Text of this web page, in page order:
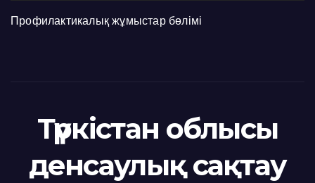
Профилактикалық жұмыстар бөлімі
Түркістан облысы
денсаулық сақтау